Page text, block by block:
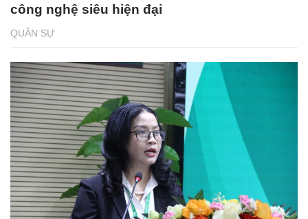
công nghệ siêu hiện đại
QUÂN SỰ